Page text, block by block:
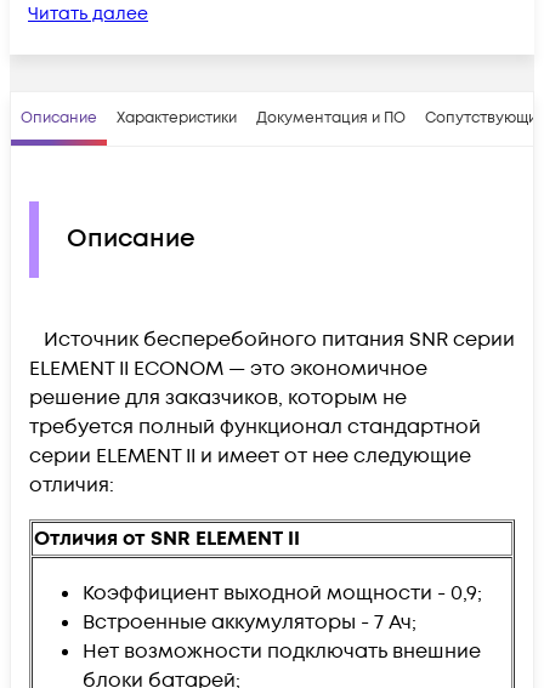
Читать далее
Описание Характеристики Документация и ПО
Описание
Источник бесперебойного питания SNR серии
ELEMENT II ECONOM —это экономичное
решение для заказчиков, которым не
требуется полный функционал стандартной
серии ELEMENT II и имеет от нее следующие
отличия:
Отличия от SNR ELEMENT II
Коэффициент выходной мощности - 0,9;
Встроенные аккумуляторы - 7 Ач;
Нет возможности подключать внешние
блоки батарей;